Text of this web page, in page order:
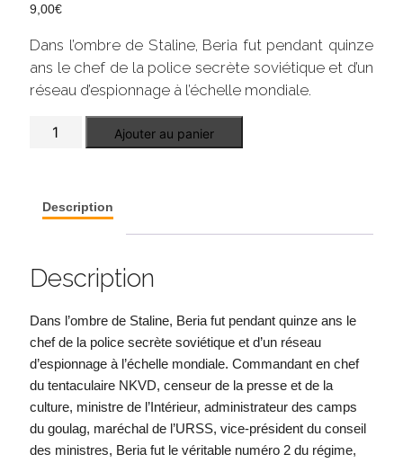
9,00€
Dans l’ombre de Staline, Beria fut pendant quinze
ans le chef de la police secrète soviétique et d’un
réseau d’espionnage à l’échelle mondiale.
police
Ajouter au panier
Description
Description
Dans l’ombre de Staline, Beria fut pendant quinze ans le
chef de la police secrète soviétique et d’un réseau
d’espionnage à l’échelle mondiale. Commandant en chef
du tentaculaire NKVD, censeur de la presse et de la
culture, ministre de l’Intérieur, administrateur des camps
du goulag, maréchal de l’URSS, vice-président du conseil
des ministres, Beria fut le véritable numéro 2 du régime,